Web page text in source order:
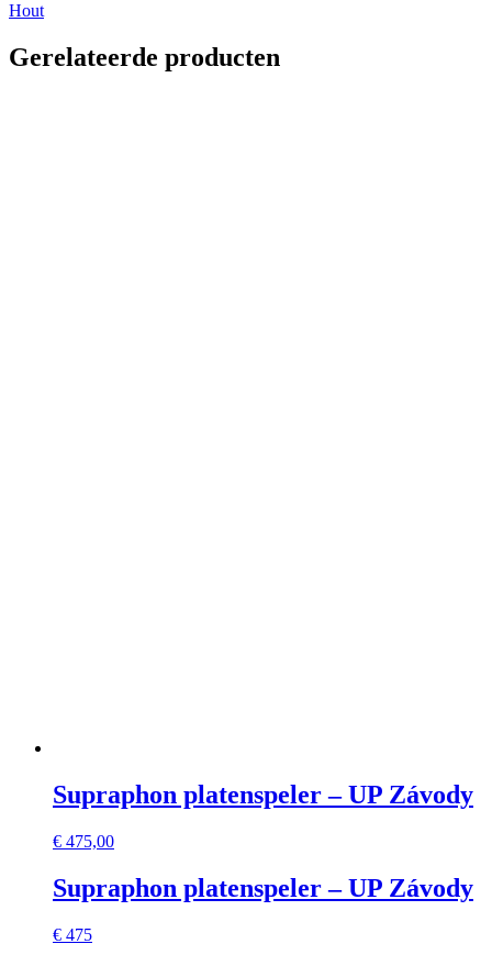
Hout
Gerelateerde producten
Supraphon platenspeler – UP Závody
€ 475,00
Supraphon platenspeler – UP Závody
€ 475